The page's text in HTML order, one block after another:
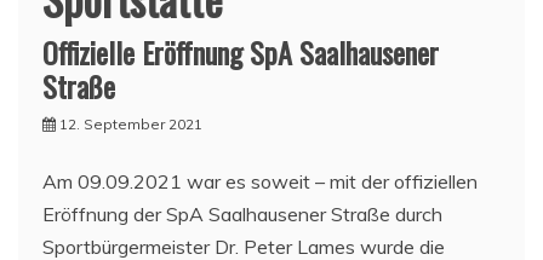
Offizielle Eröffnung SpA Saalhausener
Straße
12. September 2021
Am 09.09.2021 war es soweit – mit der offiziellen
Eröffnung der SpA Saalhausener Straße durch
Sportbürgermeister Dr. Peter Lames wurde die